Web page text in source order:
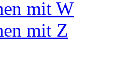
mit W
mit Z